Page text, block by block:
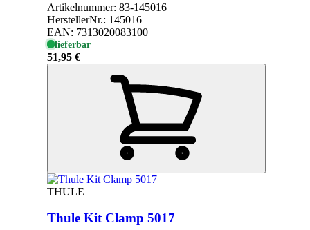
Artikelnummer: 83-145016
HerstellerNr.: 145016
EAN: 7313020083100
lieferbar
51,95 €
THULE
Thule Kit Clamp 5017